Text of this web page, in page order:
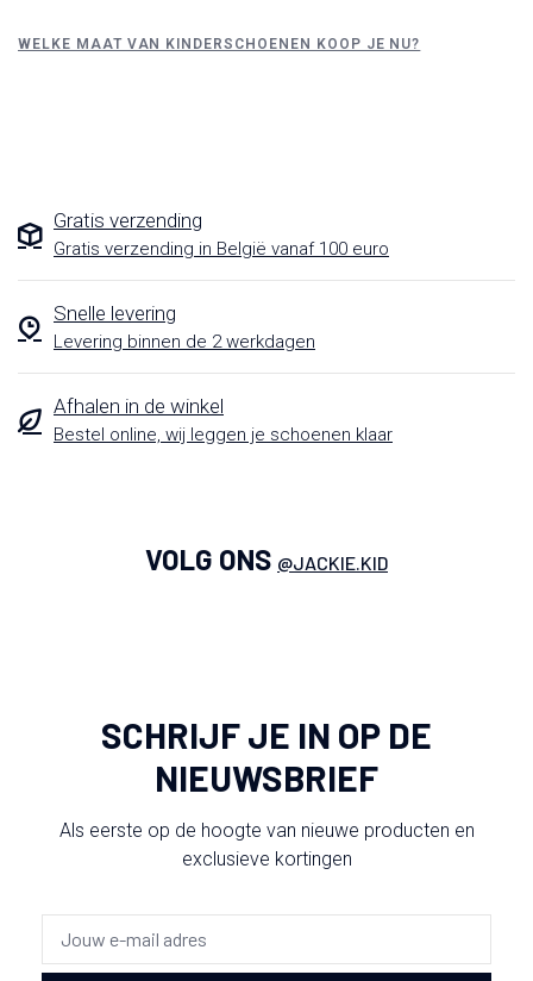
WELKE MAAT VAN KINDERSCHOENEN KOOP JE NU?
Gratis verzending
Gratis verzending in België vanaf 100 euro
Snelle levering
Levering binnen de 2 werkdagen
Afhalen in de winkel
Bestel online, wij leggen je schoenen klaar
VOLG ONS @JACKIE.KID
SCHRIJF JE IN OP DE
NIEUWSBRIEF
Als eerste op de hoogte van nieuwe producten en
exclusieve kortingen